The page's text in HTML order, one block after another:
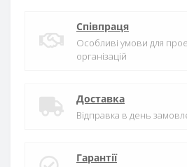
Співпраця
Особливі умови для
організацій
Доставка
Відправка в день
Гарантії